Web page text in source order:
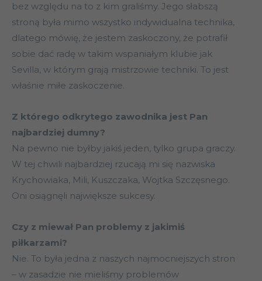
bez względu na to z kim graliśmy. Jego słabszą
stroną była mimo wszystko indywidualna technika,
dlatego mówię, że jestem zaskoczony, że potrafił
sobie dać radę w takim wspaniałym klubie jak
Sevilla, w którym grają mistrzowie techniki. To jest
właśnie miłe zaskoczenie.
Z którego odkrytego zawodnika jest Pan
najbardziej dumny?
Na pewno nie byłby jakiś jeden, tylko grupa graczy.
W tej chwili najbardziej rzucają mi się nazwiska
Krychowiaka, Mili, Kuszczaka, Wojtka Szczęsnego.
Oni osiągnęli największe sukcesy.
Czy z miewał Pan problemy z jakimiś
piłkarzami?
Nie. To była jedna z naszych najmocniejszych stron
– w zasadzie nie mieliśmy problemów